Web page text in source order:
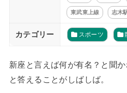
東武東上線 志木
カテゴリー スポーツ
新座と言えば何が有名？と聞
と答えることがしばしば。